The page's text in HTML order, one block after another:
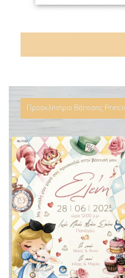
Προσκλητήριο Βάπτισης